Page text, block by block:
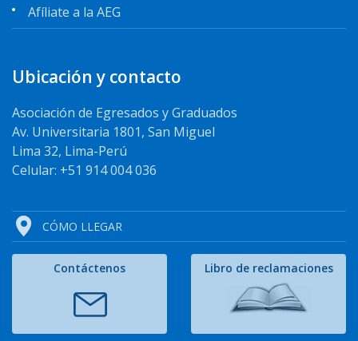
Afíliate a la AEG
Ubicación y contacto
Asociación de Egresados y Graduados
Av. Universitaria 1801, San Miguel
Lima 32, Lima-Perú
Celular: +51 914 004 036
CÓMO LLEGAR
Contáctenos Libro de reclamaciones